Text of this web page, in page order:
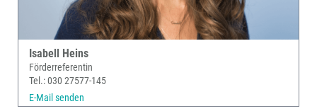
Isabell Heins
Förderreferentin
Tel.: 030 27577-145
E-Mail senden